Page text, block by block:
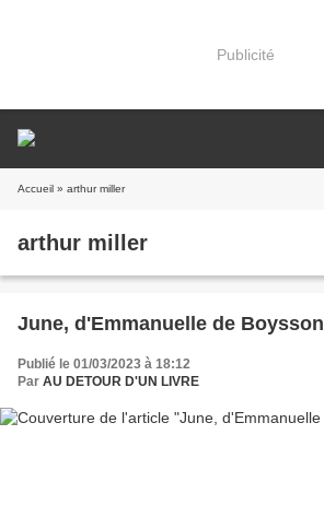
Publicité
Accueil » arthur miller
arthur miller
June, d'Emmanuelle de Boysson
Publié le 01/03/2023 à 18:12
Par AU DETOUR D'UN LIVRE